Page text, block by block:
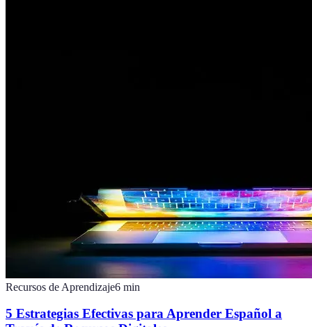
Recursos de Aprendizaje6 min
5 Estrategias Efectivas para Aprender Español a